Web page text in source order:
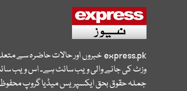
express.pkخبروں اور حالات حاضرہ سے
وزٹ کی جانے والی ویب سائٹ ہے۔ اس ویب
جملہ حقوق بحق ایکسپریس میڈیا گروپ